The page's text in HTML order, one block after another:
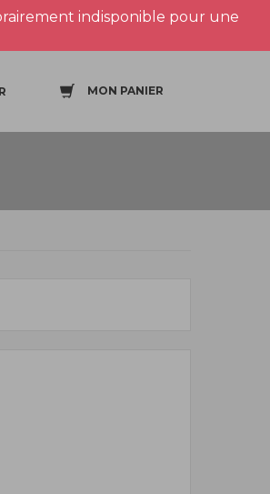
indisponible pour une
MON PANIER